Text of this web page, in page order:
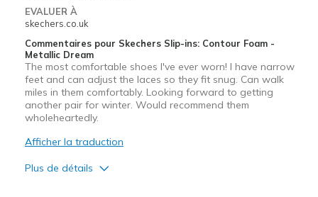
EVALUER À
skechers.co.uk
Commentaires pour Skechers Slip-ins: Contour Foam -
Metallic Dream
The most comfortable shoes I've ever worn! I have narrow
feet and can adjust the laces so they fit snug. Can walk
miles in them comfortably. Looking forward to getting
another pair for winter. Would recommend them
wholeheartedly.
Afficher la traduction
Plus de détails